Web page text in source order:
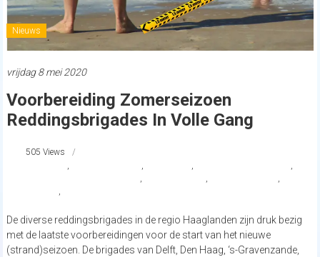
Nieuws
vrijdag 8 mei 2020
Voorbereiding Zomerseizoen
Reddingsbrigades In Volle Gang
505 Views
, , ,
,
, , ,
,
De diverse reddingsbrigades in de regio Haaglanden zijn druk bezig
met de laatste voorbereidingen voor de start van het nieuwe
(strand)seizoen. De brigades van Delft, Den Haag, ‘s-Gravenzande,